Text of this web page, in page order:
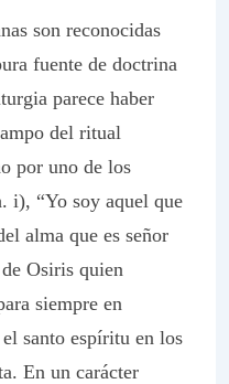
son reconocidas
fuente de doctrina
parece haber
del ritual
por uno de los
i), “Yo soy aquel que
alma que es señor
Osiris quien
siempre en
santo espíritu en los
En un carácter